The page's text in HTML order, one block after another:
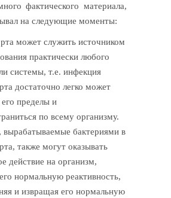
фактического материала,
на следующие моменты:
может служить источником
практически любого
системы, т.е. инфекция
достаточно легко может
пределы и
по всему организму.
вырабатываемые бактериями в
также могут оказывать
действие на организм,
нормальную реактивность,
и извращая его нормальную